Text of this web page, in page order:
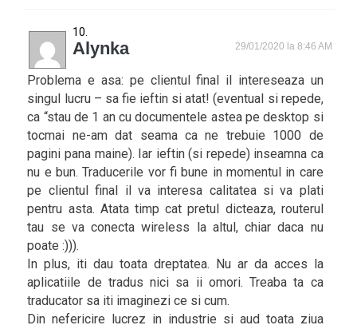
Alynka 29/01/2020 la 8:46 AM
Problema e asa: pe clientul final il intereseaza un
singul lucru – sa fie ieftin si atat! (eventual si repede,
ca “stau de 1 an cu documentele astea pe desktop si
tocmai ne-am dat seama ca ne trebuie 1000 de
pagini pana maine). Iar ieftin (si repede) inseamna ca
nu e bun. Traducerile vor fi bune in momentul in care
pe clientul final il va interesa calitatea si va plati
pentru asta. Atata timp cat pretul dicteaza, routerul
tau se va conecta wireless la altul, chiar daca nu
poate :))).
In plus, iti dau toata dreptatea. Nu ar da acces la
aplicatiile de tradus nici sa ii omori. Treaba ta ca
traducator sa iti imaginezi ce si cum.
Din nefericire lucrez in industrie si aud toata ziua